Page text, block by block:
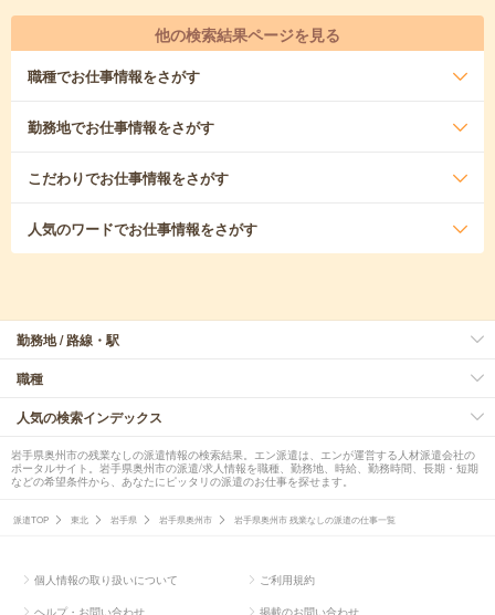
他の検索結果ページを見る
職種でお仕事情報をさがす
勤務地でお仕事情報をさがす
こだわりでお仕事情報をさがす
人気のワードでお仕事情報をさがす
勤務地 / 路線・駅
職種
人気の検索インデックス
岩手県奥州市の残業なしの派遣情報の検索結果。エン派遣は、エンが運営する人材派遣会社の
ポータルサイト。岩手県奥州市の派遣/求人情報を職種、勤務地、時給、勤務時間、長期・短期
などの希望条件から、あなたにピッタリの派遣のお仕事を探せます。
派遣TOP 東北 岩手県 岩手県奥州市 岩手県奥州市 残業なしの派遣の仕事一覧
個人情報の取り扱いについて ご利用規約
ヘルプ・お問い合わせ 掲載のお問い合わせ